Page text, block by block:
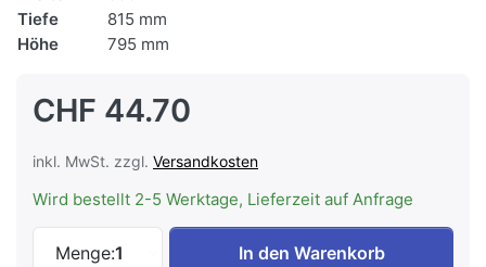
Tiefe
815 mm
Höhe
795 mm
CHF 44.70
inkl. MwSt. zzgl. Versandkosten
Wird bestellt 2-5 Werktage, Lieferzeit auf Anfrage
Menge:1
CONTINI Abdeckung zu 108856 Soma
In den Warenkorb